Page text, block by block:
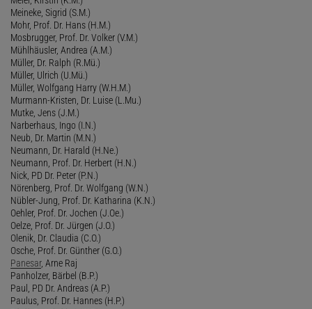
Meineke, Sigrid (S.M.)
Mohr, Prof. Dr. Hans (H.M.)
Mosbrugger, Prof. Dr. Volker (V.M.)
Mühlhäusler, Andrea (A.M.)
Müller, Dr. Ralph (R.Mü.)
Müller, Ulrich (U.Mü.)
Müller, Wolfgang Harry (W.H.M.)
Murmann-Kristen, Dr. Luise (L.Mu.)
Mutke, Jens (J.M.)
Narberhaus, Ingo (I.N.)
Neub, Dr. Martin (M.N.)
Neumann, Dr. Harald (H.Ne.)
Neumann, Prof. Dr. Herbert (H.N.)
Nick, PD Dr. Peter (P.N.)
Nörenberg, Prof. Dr. Wolfgang (W.N.)
Nübler-Jung, Prof. Dr. Katharina (K.N.)
Oehler, Prof. Dr. Jochen (J.Oe.)
Oelze, Prof. Dr. Jürgen (J.O.)
Olenik, Dr. Claudia (C.O.)
Osche, Prof. Dr. Günther (G.O.)
Panesar, Arne Raj
Panholzer, Bärbel (B.P.)
Paul, PD Dr. Andreas (A.P.)
Paulus, Prof. Dr. Hannes (H.P.)